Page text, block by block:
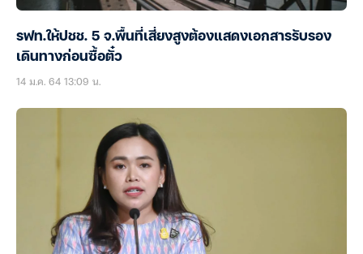
รฟท.ให้ปชช. 5 จ.พื้นที่เสี่ยงสูงต้องแสดงเอกสารรับรอง
เดินทางก่อนซื้อตั๋ว
14 ม.ค. 64 13:09 น.